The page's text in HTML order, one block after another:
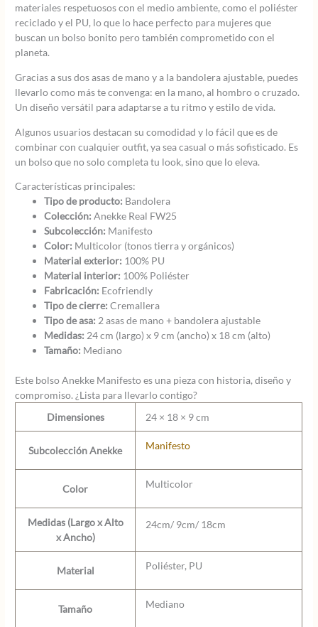
materiales respetuosos con el medio ambiente, como el poliéster
reciclado y el PU, lo que lo hace perfecto para mujeres que
buscan un bolso bonito pero también comprometido con el
planeta.
Gracias a sus dos asas de mano y a la bandolera ajustable, puedes
llevarlo como más te convenga: en la mano, al hombro o cruzado.
Un diseño versátil para adaptarse a tu ritmo y estilo de vida.
Algunos usuarios destacan su comodidad y lo fácil que es de
combinar con cualquier outfit, ya sea casual o más sofisticado. Es
un bolso que no solo completa tu look, sino que lo eleva.
Características principales:
Tipo de producto: Bandolera
Colección: Anekke Real FW25
Subcolección: Manifesto
Color: Multicolor (tonos tierra y orgánicos)
Material exterior: 100% PU
Material interior: 100% Poliéster
Fabricación: Ecofriendly
Tipo de cierre: Cremallera
Tipo de asa: 2 asas de mano + bandolera ajustable
Medidas: 24 cm (largo) x 9 cm (ancho) x 18 cm (alto)
Tamaño: Mediano
Este bolso Anekke Manifesto es una pieza con historia, diseño y
compromiso. ¿Lista para llevarlo contigo?
Dimensiones
24 × 18 × 9 cm
Subcolección Anekke Manifesto
Color Multicolor
Medidas (Largo x Alto
x Ancho)
24cm/ 9cm/ 18cm
Material Poliéster, PU
Tamaño Mediano